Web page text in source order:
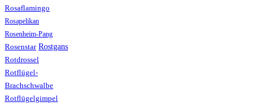
Rosaflamingo
Rosapelikan
Rosenheim-Pang
Rosenstar Rostgans
Rotdrossel
Rotflügel-
Brachschwalbe
Rotflügelgimpel